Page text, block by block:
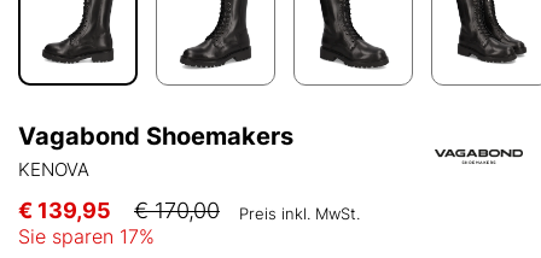
Vagabond Shoemakers
KENOVA
€ 139,95 € 170,00 Preis inkl. MwSt.
Sie sparen 17%